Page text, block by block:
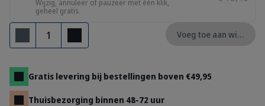
Wijzig, annuleer of pauzeer met één klik,
geheel gratis.
Verwijderen
Toevoegen
Voeg toe aan
Gratis levering bij bestellingen boven €49,95
Thuisbezorging binnen 48-72 uur